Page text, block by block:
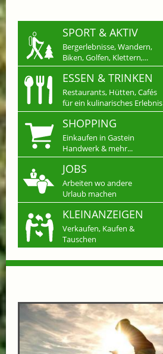
SPORT & AKTIV
Bergerlebnisse, Wandern,
Biken, Golfen, Klettern,...
ESSEN & TRINKEN
Restaurants, Hütten, Cafés
für ein kulinarisches Erlebnis
SHOPPING
Einkaufen in Gastein
Handwerk & mehr...
JOBS
Arbeiten wo andere
Urlaub machen
KLEINANZEIGEN
Verkaufen, Kaufen &
Tauschen